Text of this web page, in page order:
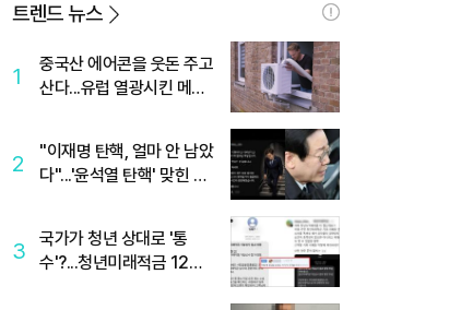
트렌드 뉴스
1
중국산 에어콘을 웃돈 주고
산다...유럽 열광시킨 메이
2
"이재명 탄핵, 얼마 안 남았
다"...'윤석열 탄핵' 맞힌 무
3
국가가 청년 상대로 '통
수'?...청년미래적금 12%